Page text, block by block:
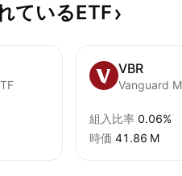
ているETF
VBR
組入比率 0.06%
時価 ‪41.86 M‬